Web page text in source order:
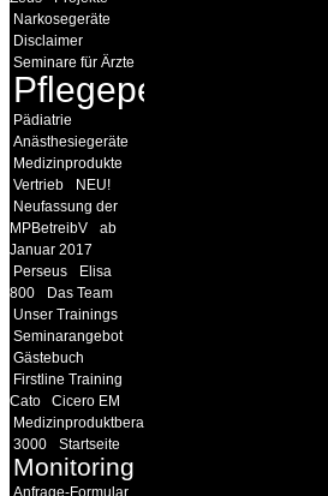
Narkosegeräte
Disclaimer
Seminare für Ärzte
Pflegepersonal
Pädiatrie
Anästhesiegeräte
Medizinprodukte
Vertrieb
NEU!
Neufassung der
MPBetreibV
ab
Januar 2017
Perseus
Elisa
800
Das Team
Unser Trainings
Seminarangebot
Gästebuch
Firstline Training
Cato
Cicero EM
Medizinproduktberater
3000
Startseite
Monitoring
Anfrage-Formular